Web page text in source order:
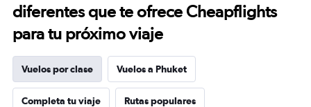
diferentes que te ofrece Cheapflights
para tu próximo viaje
Vuelos por clase Vuelos a Phuket
Completa tu viaje Rutas populares